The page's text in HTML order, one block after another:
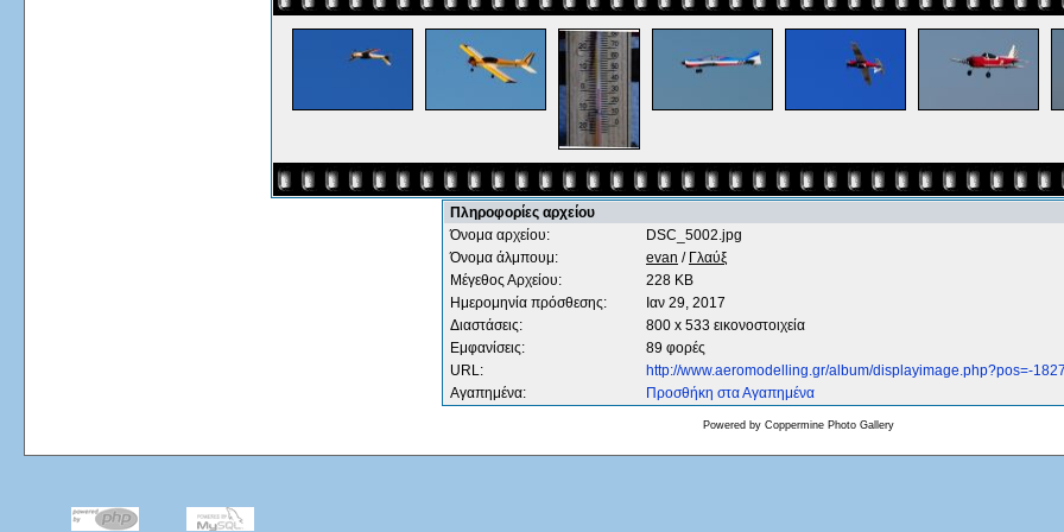
Πληροφορίες αρχείου
Όνομα αρχείου:
DSC_5002.jpg
Όνομα άλμπουμ:
evan / Γλαύξ
Μέγεθος Αρχείου:
228 KB
Ημερομηνία πρόσθεσης:
Ιαν 29, 2017
Διαστάσεις:
800 x 533 εικονοστοιχεία
Εμφανίσεις:
89 φορές
URL:
http://www.aeromodelling.gr/album/displayimage.php?pos=-
Αγαπημένα:
Προσθήκη στα Αγαπημένα
Powered by Coppermine Photo Gallery